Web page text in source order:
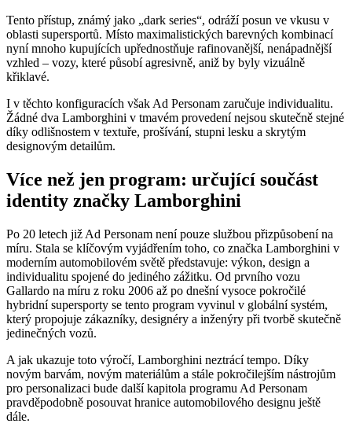
Tento přístup, známý jako „dark series“, odráží posun ve vkusu v
oblasti supersportů. Místo maximalistických barevných kombinací
nyní mnoho kupujících upřednostňuje rafinovanější, nenápadnější
vzhled – vozy, které působí agresivně, aniž by byly vizuálně
křiklavé.
I v těchto konfiguracích však Ad Personam zaručuje individualitu.
Žádné dva Lamborghini v tmavém provedení nejsou skutečně stejné
díky odlišnostem v textuře, prošívání, stupni lesku a skrytým
designovým detailům.
Více než jen program: určující součást
identity značky Lamborghini
Po 20 letech již Ad Personam není pouze službou přizpůsobení na
míru. Stala se klíčovým vyjádřením toho, co značka Lamborghini v
moderním automobilovém světě představuje: výkon, design a
individualitu spojené do jediného zážitku. Od prvního vozu
Gallardo na míru z roku 2006 až po dnešní vysoce pokročilé
hybridní supersporty se tento program vyvinul v globální systém,
který propojuje zákazníky, designéry a inženýry při tvorbě skutečně
jedinečných vozů.
A jak ukazuje toto výročí, Lamborghini neztrácí tempo. Díky
novým barvám, novým materiálům a stále pokročilejším nástrojům
pro personalizaci bude další kapitola programu Ad Personam
pravděpodobně posouvat hranice automobilového designu ještě
dále.